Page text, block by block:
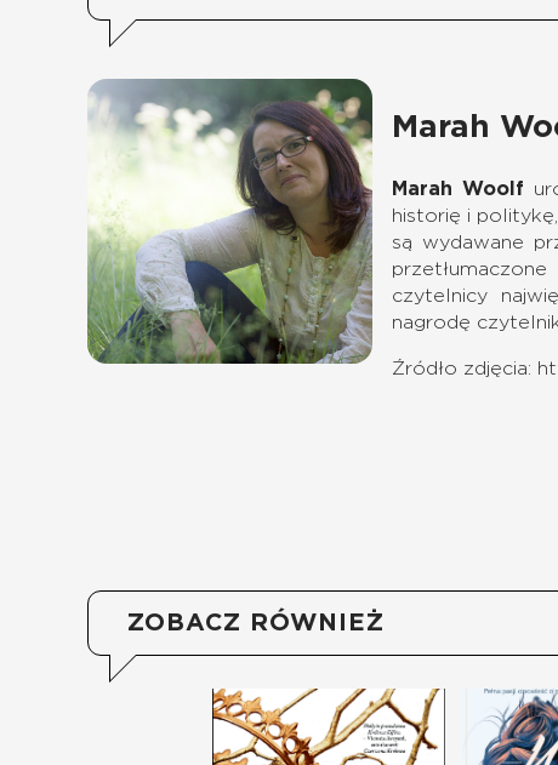
Marah
Marah Woolf
historię i
są wydawane
czytelnicy
nagrodę
Źródło zdjęcia:
ZOBACZ RÓWNIEŻ